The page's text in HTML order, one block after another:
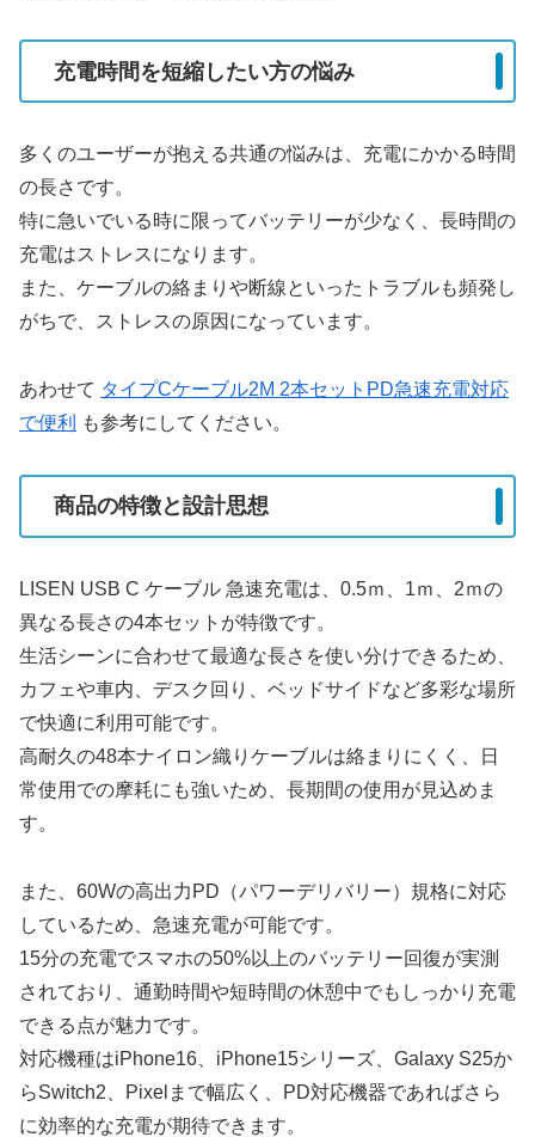
充電時間を短縮したい方の悩み
多くのユーザーが抱える共通の悩みは、充電にかかる時間
の長さです。
特に急いでいる時に限ってバッテリーが少なく、長時間の
充電はストレスになります。
また、ケーブルの絡まりや断線といったトラブルも頻発し
がちで、ストレスの原因になっています。
あわせて タイプCケーブル2M 2本セットPD急速充電対応
で便利
も参考にしてください。
商品の特徴と設計思想
LISEN USB C ケーブル 急速充電は、0.5ｍ、1ｍ、2ｍの
異なる長さの4本セットが特徴です。
生活シーンに合わせて最適な長さを使い分けできるため、
カフェや車内、デスク回り、ベッドサイドなど多彩な場所
で快適に利用可能です。
高耐久の48本ナイロン織りケーブルは絡まりにくく、日
常使用での摩耗にも強いため、長期間の使用が見込めま
す。
また、60Wの高出力PD（パワーデリバリー）規格に対応
しているため、急速充電が可能です。
15分の充電でスマホの50%以上のバッテリー回復が実測
されており、通勤時間や短時間の休憩中でもしっかり充電
できる点が魅力です。
対応機種はiPhone16、iPhone15シリーズ、Galaxy S25か
らSwitch2、Pixelまで幅広く、PD対応機器であればさら
に効率的な充電が期待できます。